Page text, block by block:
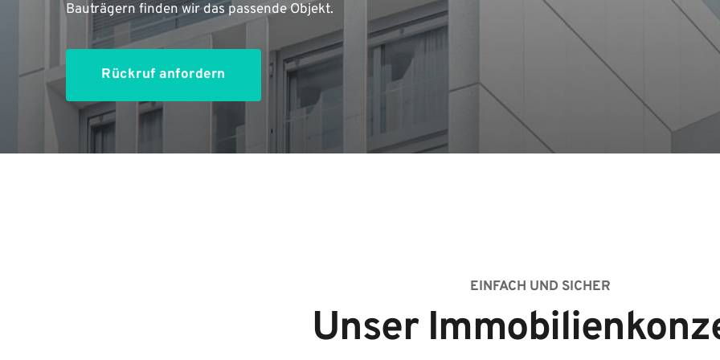
Bauträgern finden wir das passende Objekt.
Rückruf anfordern
EINFACH UND SICHER
Unser